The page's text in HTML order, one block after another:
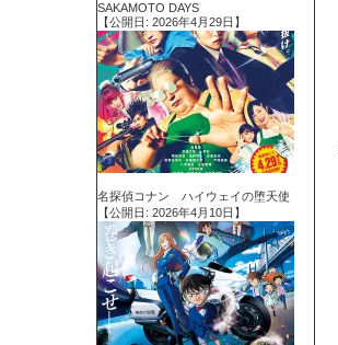
SAKAMOTO DAYS
【公開日: 2026年4月29日】
名探偵コナン ハイウェイの堕天使
【公開日: 2026年4月10日】